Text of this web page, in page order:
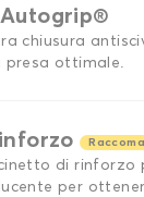
chiusura
presa ottimale.
di rinforzo
per